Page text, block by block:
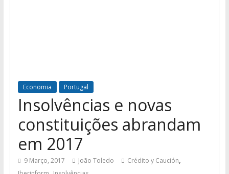
Economia Portugal
Insolvências e novas
constituições abrandam
em 2017
9 Março, 2017 João Toledo Crédito y Caución,